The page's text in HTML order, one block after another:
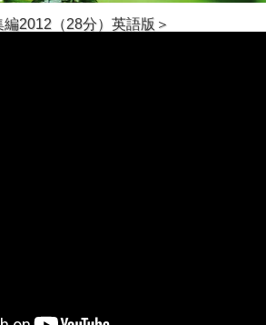
2012（28分）英語版＞